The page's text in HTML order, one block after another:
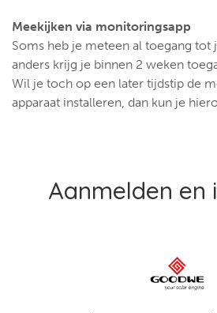
Meekijken via monitoringsapp
Soms heb je meteen al toegang tot
anders krijg je binnen 2 weken
Wil je toch op een later tijdstip de
apparaat installeren, dan kun je
Aanmelden en